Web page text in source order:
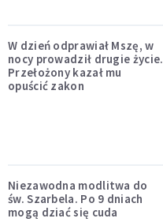
W dzień odprawiał Mszę, w
nocy prowadził drugie życie.
Przełożony kazał mu
opuścić zakon
Niezawodna modlitwa do
św. Szarbela. Po 9 dniach
mogą dziać się cuda